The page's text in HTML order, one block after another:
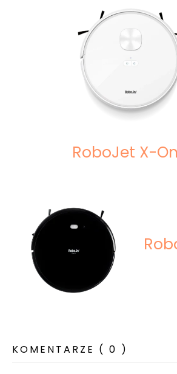
RoboJet X-
KOMENTARZE ( 0 )